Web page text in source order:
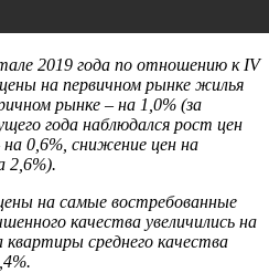
2019 года по отношению к IV
на первичном рынке жилья
рынке – на 1,0% (за
года наблюдался рост цен
0,6%, снижение цен на
2,6%).
на самые востребованные
качества увеличились на
среднего качества